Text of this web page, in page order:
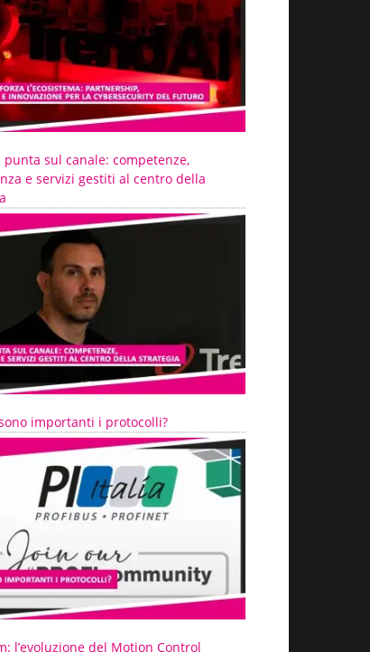
punta sul canale: competenze,
e servizi gestiti al centro della
importanti i protocolli?
l’evoluzione del Motion Control